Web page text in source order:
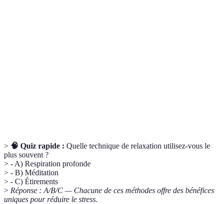
> 🧠 Quiz rapide : Quelle technique de relaxation utilisez-vous le
plus souvent ?
> - A) Respiration profonde
> - B) Méditation
> - C) Étirements
> Réponse : A/B/C — Chacune de ces méthodes offre des bénéfices
uniques pour réduire le stress.